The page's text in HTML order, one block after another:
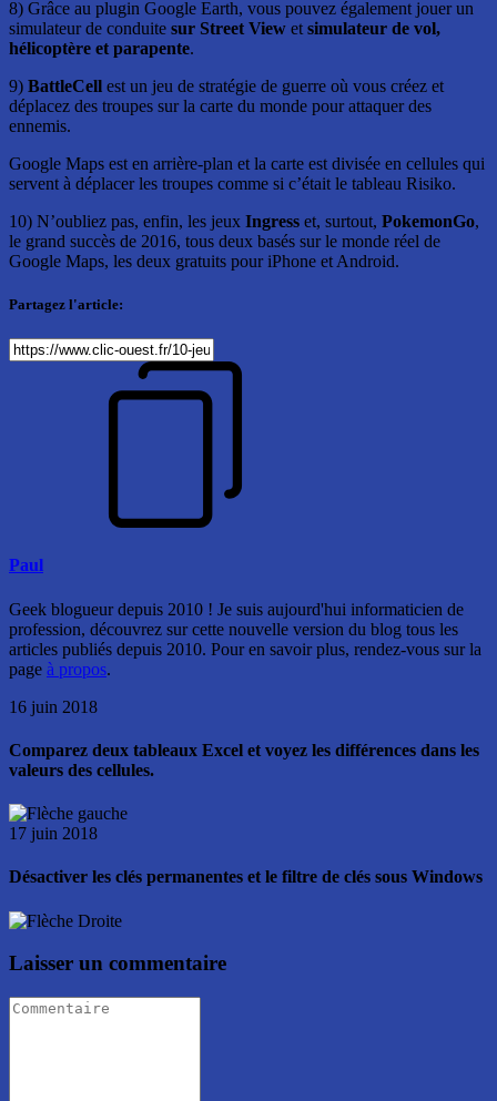
8) Grâce au plugin Google Earth, vous pouvez également jouer un
simulateur de conduite sur Street View et simulateur de vol,
hélicoptère et parapente.
9) BattleCell est un jeu de stratégie de guerre où vous créez et
déplacez des troupes sur la carte du monde pour attaquer des
ennemis.
Google Maps est en arrière-plan et la carte est divisée en cellules qui
servent à déplacer les troupes comme si c’était le tableau Risiko.
10) N’oubliez pas, enfin, les jeux Ingress et, surtout, PokemonGo,
le grand succès de 2016, tous deux basés sur le monde réel de
Google Maps, les deux gratuits pour iPhone et Android.
Partagez l'article:
Paul
Geek blogueur depuis 2010 ! Je suis aujourd'hui informaticien de
profession, découvrez sur cette nouvelle version du blog tous les
articles publiés depuis 2010. Pour en savoir plus, rendez-vous sur la
page à propos.
16 juin 2018
Comparez deux tableaux Excel et voyez les différences dans les
valeurs des cellules.
17 juin 2018
Désactiver les clés permanentes et le filtre de clés sous Windows
Laisser un commentaire